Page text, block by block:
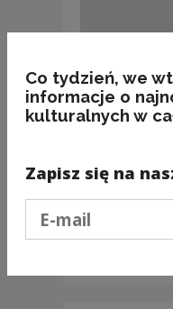
Normal 0 21
Kultury w 2013
Co tydzień, we
informacje o
kulturalnych w
Zapisz się na